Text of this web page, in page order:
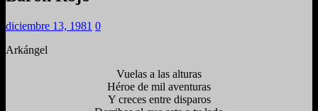
diciembre 13, 1981 0
Arkángel
Vuelas a las alturas
Héroe de mil aventuras
Y creces entre disparos